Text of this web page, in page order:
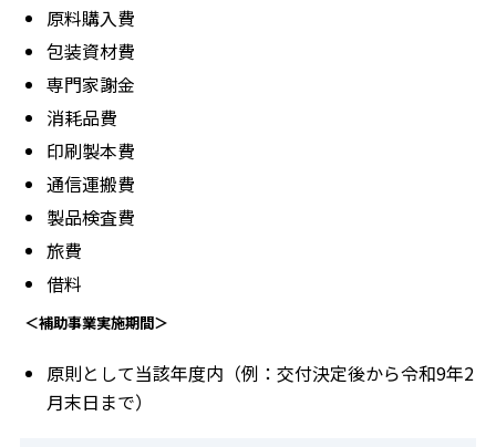
原料購入費
包装資材費
専門家謝金
消耗品費
印刷製本費
通信運搬費
製品検査費
旅費
借料
＜補助事業実施期間＞
原則として当該年度内（例：交付決定後から令和9年2
月末日まで）